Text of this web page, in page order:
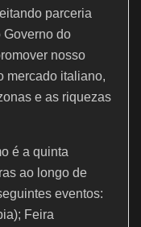
parceria
Governo do
nosso
mercado italiano,
e as riquezas
é a quinta
ao longo de
eventos:
Feira